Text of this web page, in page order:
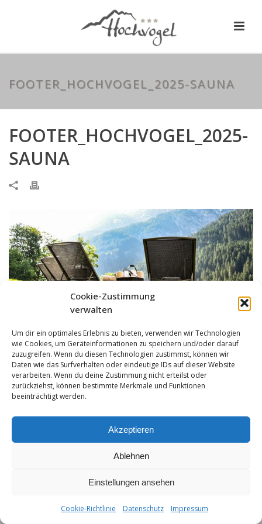
Cookie-Zustimmung
verwalten
Um dir ein optimales Erlebnis zu bieten, verwenden wir Technologien
wie Cookies, um Geräteinformationen zu speichern und/oder darauf
zuzugreifen. Wenn du diesen Technologien zustimmst, können wir
Daten wie das Surfverhalten oder eindeutige IDs auf dieser Website
verarbeiten. Wenn du deine Zustimmung nicht erteilst oder
zurückziehst, können bestimmte Merkmale und Funktionen
beeinträchtigt werden.
Akzeptieren
Ablehnen
Einstellungen ansehen
Cookie-Richtlinie Datenschutz Impressum
FOOTER_HOCHVOGEL_2025-SAUNA
FOOTER_HOCHVOGEL_2025-
SAUNA